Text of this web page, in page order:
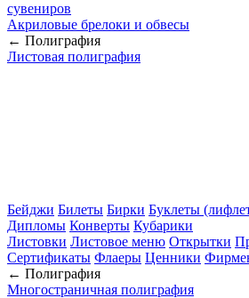
сувениров
Акриловые брелоки и обвесы
← Полиграфия
Листовая полиграфия
Бейджи Билеты Бирки Буклеты
Дипломы Конверты Кубарики
Листовки Листовое меню Открытки
Сертификаты Флаеры Ценники
← Полиграфия
Многостраничная полиграфия